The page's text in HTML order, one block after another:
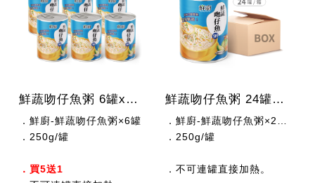
鮮蔬吻仔魚粥 6罐x250公克/罐
．鮮廚-鮮蔬吻仔魚粥×6罐
．250g/罐
．買5送1
鮮蔬吻仔魚粥 24罐x250公克/罐
．鮮廚-鮮蔬吻仔魚粥×24罐
．250g/罐
．不可連罐直接加熱。